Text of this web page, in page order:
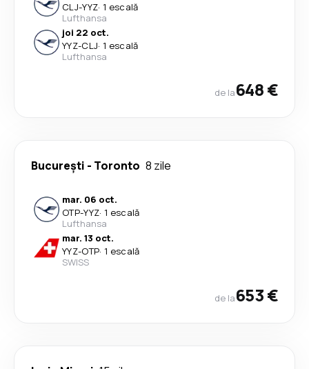
CLJ-YYZ· 1 escală
Lufthansa
joi 22 oct.
YYZ-CLJ· 1 escală
Lufthansa
de la648 €
București - Toronto 8 zile
mar. 06 oct.
OTP-YYZ· 1 escală
Lufthansa
mar. 13 oct.
YYZ-OTP· 1 escală
SWISS
de la653 €